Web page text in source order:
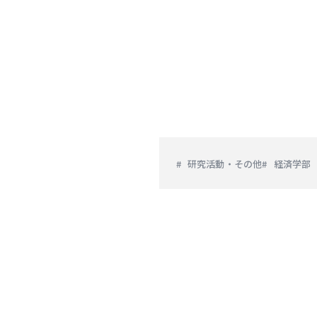
研究活動・その他 経済学部